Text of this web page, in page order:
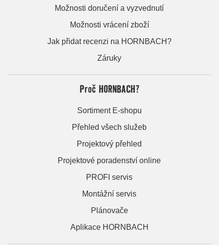
Možnosti doručení a vyzvednutí
Možnosti vrácení zboží
Jak přidat recenzi na HORNBACH?
Záruky
Proč HORNBACH?
Sortiment E-shopu
Přehled všech služeb
Projektový přehled
Projektové poradenství online
PROFI servis
Montážní servis
Plánovače
Aplikace HORNBACH